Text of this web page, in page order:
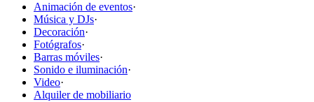
Animación de eventos·
Música y DJs·
Decoración·
Fotógrafos·
Barras móviles·
Sonido e iluminación·
Video·
Alquiler de mobiliario